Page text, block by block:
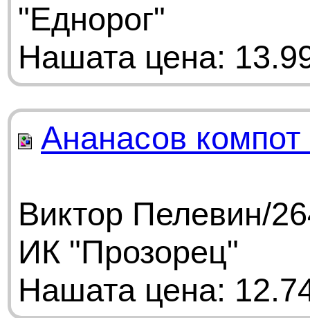
"Еднорог"
Нашата цена:
Ананасов
Виктор Пелевин/
ИК "Прозорец"
Нашата цена: